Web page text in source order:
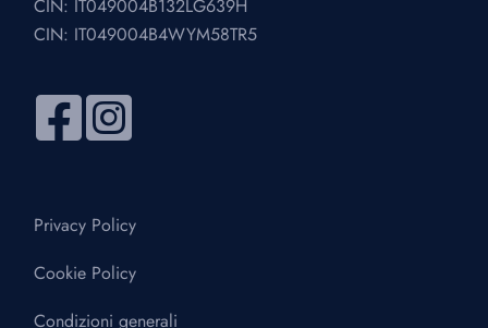
CIN: IT049004B132LG639H
CIN: IT049004B4WYM58TR5
Privacy Policy
Cookie Policy
Condizioni generali